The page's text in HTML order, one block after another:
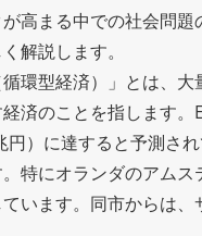
高まる中での社会問
解説します。
循環型経済）」とは、
済のことを指します
）に達すると予測さ
特にオランダのアム
います。同市からは